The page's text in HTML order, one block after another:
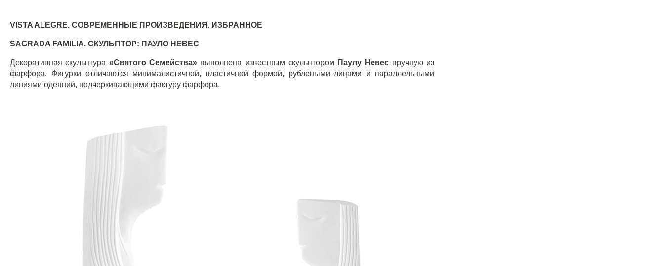
VISTA ALEGRE. СОВРЕМЕННЫЕ ПРОИЗВЕДЕНИЯ. ИЗБРАННОЕ
SAGRADA FAMILIA. СКУЛЬПТОР: ПАУЛО НЕВЕС
Декоративная скульптура «Святого Семейства»выполнена известным скульптором Паулу Невес вручную из
фарфора. Фигурки отличаются минималистичной, пластичной формой, рублеными лицами и параллельными
линиями одеяний, подчеркивающими фактуру фарфора.